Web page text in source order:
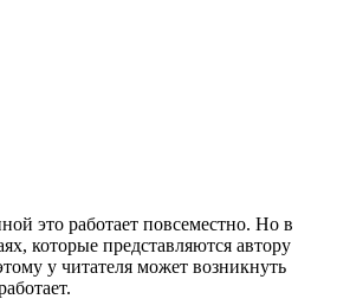
это работает повсеместно. Но в
которые представляются автору
у читателя может возникнуть